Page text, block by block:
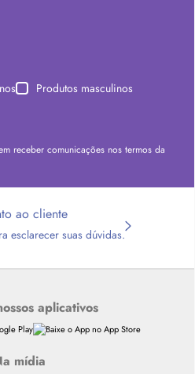
Produtos masculinos
receber comunicações nos termos da
ao cliente
esclarecer suas dúvidas.
aplicativos
mídia